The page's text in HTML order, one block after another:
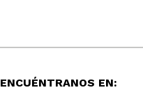
ENCUÉNTRANOS EN: